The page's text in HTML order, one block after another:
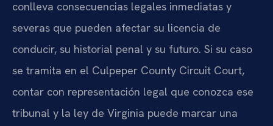
conlleva consecuencias legales inmediatas y
severas que pueden afectar su licencia de
conducir, su historial penal y su futuro. Si su caso
se tramita en el Culpeper County Circuit Court,
contar con representación legal que conozca ese
tribunal y la ley de Virginia puede marcar una